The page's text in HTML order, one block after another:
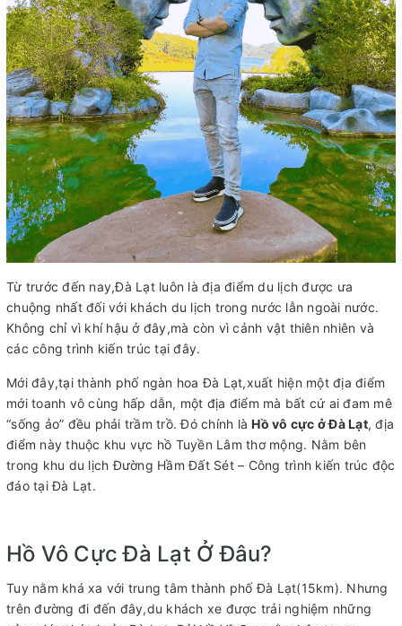
Từ trước đến nay,Đà Lạt luôn là địa điểm du lịch được ưa
chuộng nhất đối với khách du lịch trong nước lẫn ngoài nước.
Không chỉ vì khí hậu ở đây,mà còn vì cảnh vật thiên nhiên và
các công trình kiến trúc tại đây.
Mới đây,tại thành phố ngàn hoa Đà Lạt,xuất hiện một địa điểm
mới toanh vô cùng hấp dẫn, một địa điểm mà bất cứ ai đam mê
“sống ảo” đều phải trầm trồ. Đó chính làHồ vô cực ở Đà Lạt, địa
điểm này thuộc khu vực hồ Tuyền Lâm thơ mộng. Nằm bên
trong khu du lịch Đường Hầm Đất Sét – Công trình kiến trúc độc
đáo tại Đà Lạt.
Hồ Vô Cực Đà Lạt Ở Đâu?
Tuy nằm khá xa với trung tâm thành phố Đà Lạt(15km). Nhưng
trên đường đi đến đây,du khách xe được trải nghiệm những